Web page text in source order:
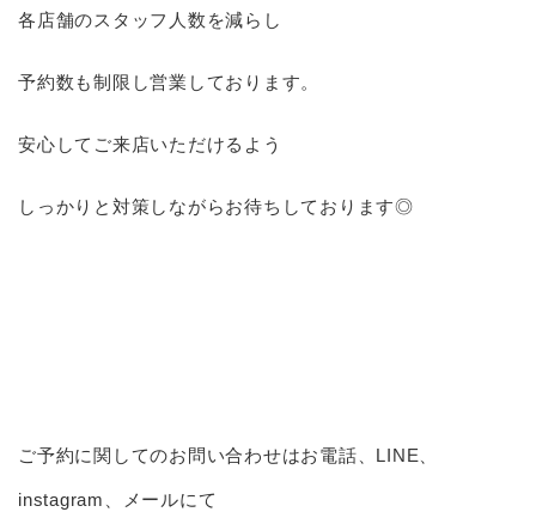
各店舗のスタッフ人数を減らし
予約数も制限し営業しております。
安心してご来店いただけるよう
しっかりと対策しながらお待ちしております◎
ご予約に関してのお問い合わせはお電話、LINE、
instagram、メールにて